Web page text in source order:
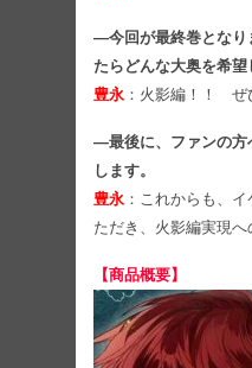
―今回が最終巻となり
たらどんな大奥を希望
豊永 ：火影編！！ ぜ
―最後に、ファンの方
します。
豊永 ：これからも、
ただき、火影編実現へ
【商品概要】